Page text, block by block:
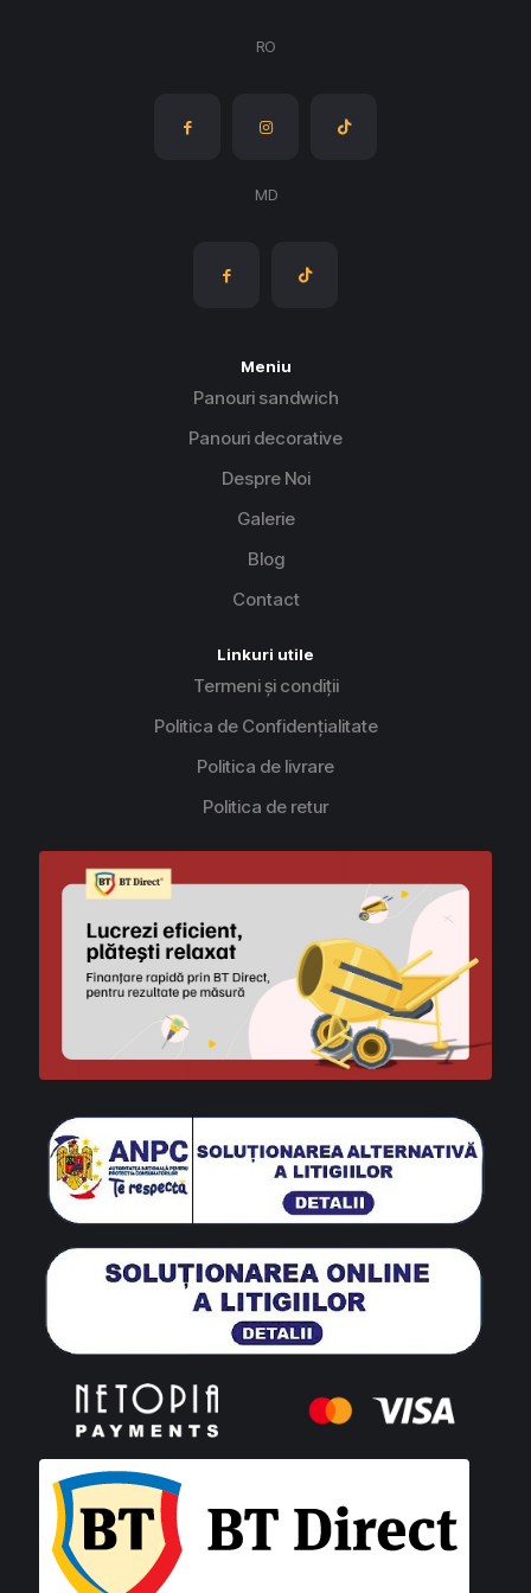
RO
MD
Meniu
Panouri sandwich
Panouri decorative
Despre Noi
Galerie
Blog
Contact
Linkuri utile
Termeni și condiții
Politica de Confidențialitate
Politica de livrare
Politica de retur